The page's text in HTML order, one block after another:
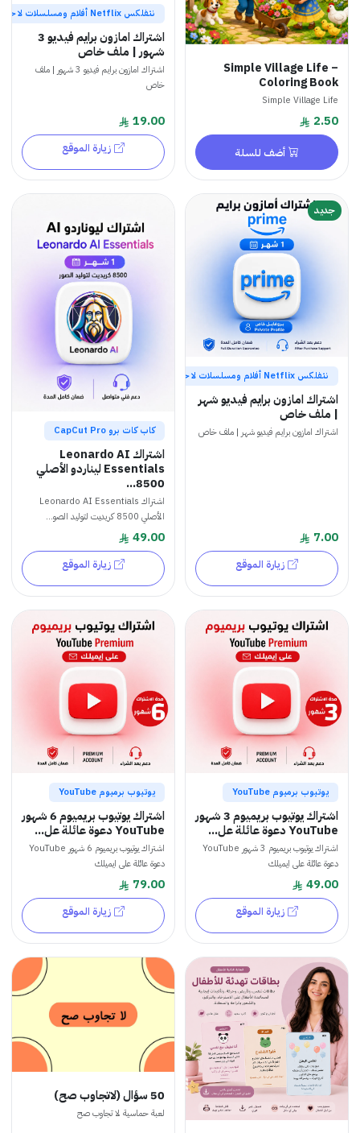
Simple Village Life –
Coloring Book
Simple Village Life
2.50
أضف للسلة
نتفلكس Netflix أفلام ومسلسلات لا حصر لها
اشتراك امازون برايم فيديو 3
شهور | ملف خاص
اشتراك امازون برايم فيديو 3 شهور | ملف
خاص
19.00
زيارة الموقع
جديد
نتفلكس Netflix أفلام ومسلسلات لا حصر لها
اشتراك امازون برايم فيديو شهر
| ملف خاص
اشتراك امازون برايم فيديو شهر | ملف خاص
7.00
زيارة الموقع
كاب كات برو CapCut Pro
اشتراك Leonardo AI
Essentials ليناردو الأصلي
8500...
اشتراك Leonardo AI Essentials
الأصلي 8500 كريديت لتوليد الصو...
49.00
زيارة الموقع
يوتيوب برميوم YouTube
اشتراك يوتيوب بريميوم 3 شهور
YouTube دعوة عائلة عل...
اشتراك يوتيوب بريميوم 3 شهور YouTube
دعوة عائلة على ايميلك
49.00
زيارة الموقع
يوتيوب برميوم YouTube
اشتراك يوتيوب بريميوم 6 شهور
YouTube دعوة عائلة عل...
اشتراك يوتيوب بريميوم 6 شهور YouTube
دعوة عائلة على ايميلك
79.00
زيارة الموقع
50 سؤال (لاتجاوب صح)
لعبة حماسية لا تجاوب صح